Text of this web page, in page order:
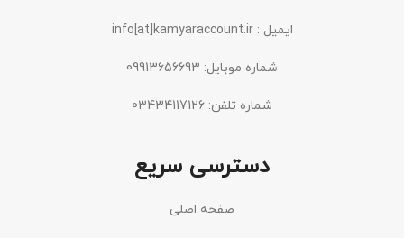
ایمیل : info[at]kamyaraccount.ir
شماره موبایل: 09913656693
شماره تلفن: 03434117126
دسترسی سریع
صفحه اصلی